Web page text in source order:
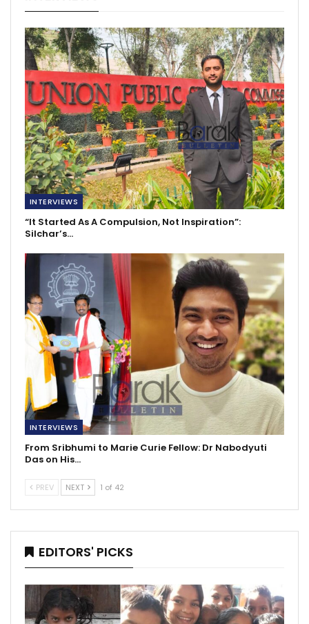
INTERVIEWS
“It Started As A Compulsion, Not Inspiration”:
Silchar’s…
INTERVIEWS
From Sribhumi to Marie Curie Fellow: Dr Nabodyuti
Das on His…
PREV NEXT 1 of 42
EDITORS' PICKS